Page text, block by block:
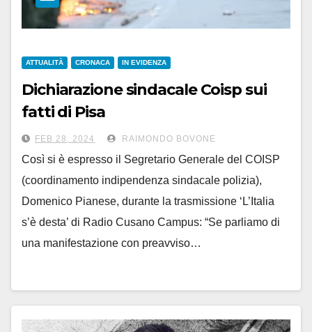
ATTUALITÀ CRONACA IN EVIDENZA
Dichiarazione sindacale Coisp sui
fatti di Pisa
FEB 28, 2024 RAIMONDO BOVONE
Così si è espresso il Segretario Generale del COISP
(coordinamento indipendenza sindacale polizia),
Domenico Pianese, durante la trasmissione ‘L’Italia
s’è desta’ di Radio Cusano Campus: “Se parliamo di
una manifestazione con preavviso…